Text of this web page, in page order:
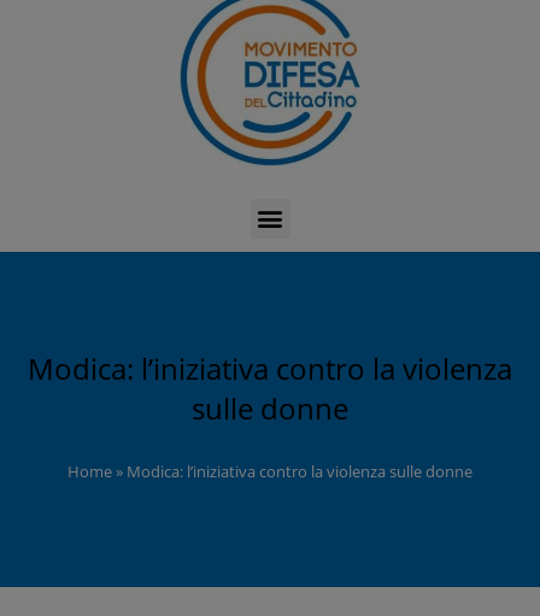
Modica: l’iniziativa contro la violenza
sulle donne
Home» Modica: l’iniziativa contro la violenza sulle donne